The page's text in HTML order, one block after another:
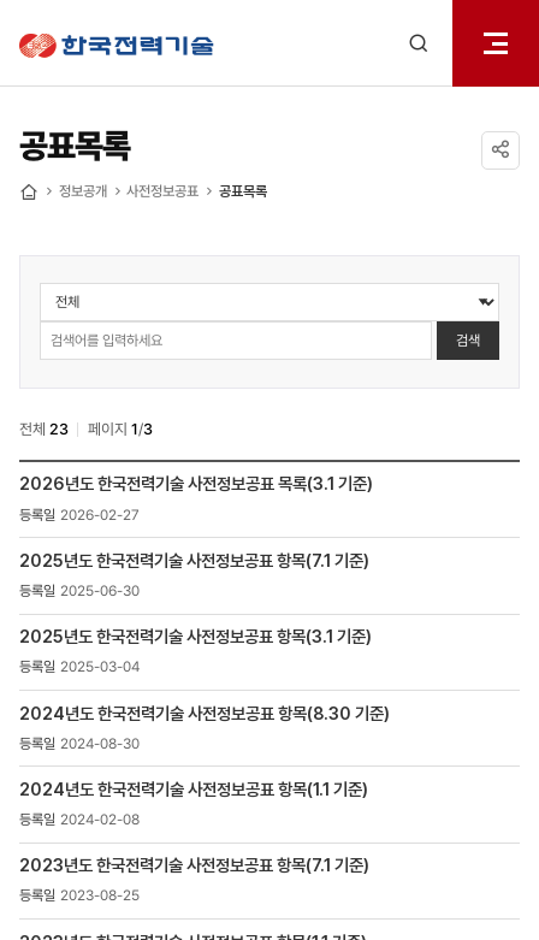
열기
공표목록
정보공개 사전정보공표 공표목록
정보공개
>
사전정보공표
>
공표목록
검색
전체 23 페이지 1/3
>
사전정보공표
>
공표목록
목록
번호,
등록일
첨부파일
,
조회수
2026년도 한국전력기술 사전정보공표 목록(3.1 기준)
2026-02-27
2025년도 한국전력기술 사전정보공표 항목(7.1 기준)
2025-06-30
2025년도 한국전력기술 사전정보공표 항목(3.1 기준)
2025-03-04
2024년도 한국전력기술 사전정보공표 항목(8.30 기준)
2024-08-30
2024년도 한국전력기술 사전정보공표 항목(1.1 기준)
2024-02-08
2023년도 한국전력기술 사전정보공표 항목(7.1 기준)
2023-08-25